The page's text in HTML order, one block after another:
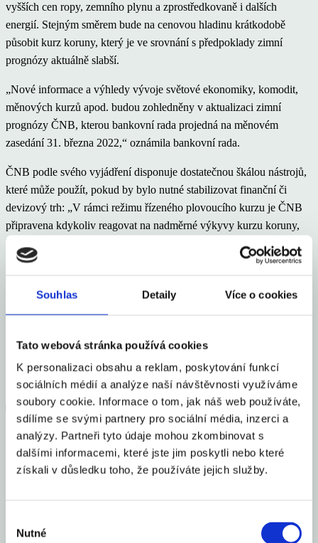
Souhlas Detaily Více o cookies
Tato webová stránka používá cookies
K personalizaci obsahu a reklam, poskytování funkcí
sociálních médií a analýze naší návštěvnosti využíváme
soubory cookie. Informace o tom, jak náš web používáte,
sdílíme se svými partnery pro sociální média, inzerci a
analýzy. Partneři tyto údaje mohou zkombinovat s
dalšími informacemi, které jste jim poskytli nebo které
získali v důsledku toho, že používáte jejich služby.
souhlasu
Nutné
vyšších cen ropy, zemního plynu a zprostředkovaně i dalších
energií. Stejným směrem bude na cenovou hladinu krátkodobě
působit kurz koruny, který je ve srovnání s předpoklady zimní
prognózy aktuálně slabší.
„Nové informace a výhledy vývoje světové ekonomiky, komodit,
měnových kurzů apod. budou zohledněny v aktualizaci zimní
prognózy ČNB, kterou bankovní rada projedná na měnovém
zasedání 31. března 2022,“ oznámila bankovní rada.
ČNB podle svého vyjádření disponuje dostatečnou škálou nástrojů,
které může použít, pokud by bylo nutné stabilizovat finanční či
devizový trh: „V rámci režimu řízeného plovoucího kurzu je ČNB
připravena kdykoliv reagovat na nadměrné výkyvy kurzu koruny,
které by vedly k narušení hladkého fungování devizového či
finančního trhu nebo které by ohrožovaly cenovou a finanční
měnověpolitických cílů a dalších úkolů dostatečné devizové
rezervy.“
Sdílet článek
Mohlo by Vás zajímat
Celý článek